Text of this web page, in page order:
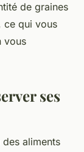
de graines
ce qui vous
vous
ses
aliments